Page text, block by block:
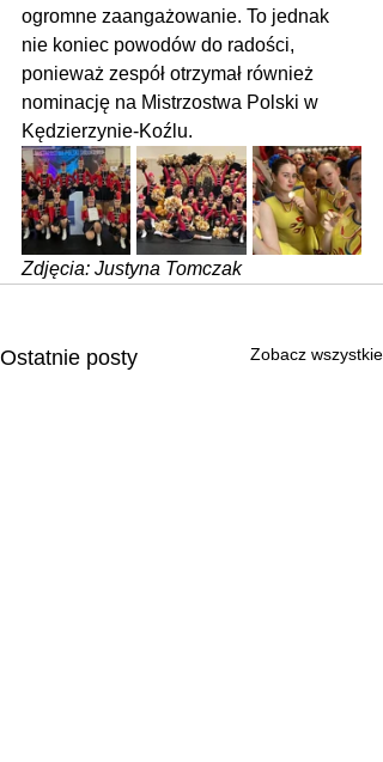
ogromne zaangażowanie. To jednak
nie koniec powodów do radości,
ponieważ zespół otrzymał również
nominację na Mistrzostwa Polski w
Kędzierzynie-Koźlu.
Zdjęcia: Justyna Tomczak
Ostatnie posty Zobacz wszystkie